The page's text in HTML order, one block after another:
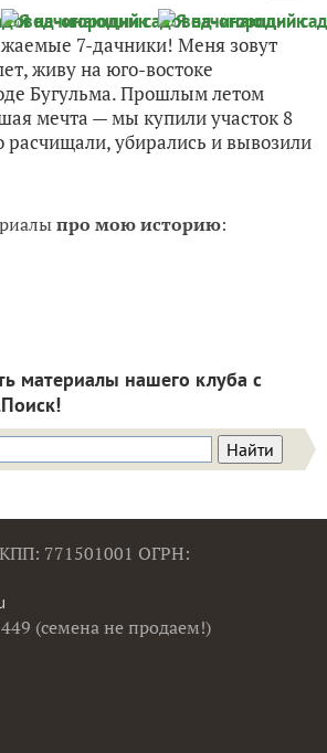
7-дачники! Меня зовут
живу на юго-востоке
Бугульма. Прошлым летом
мечта — мы купили участок 8
расчищали, убирались и вывозили
про мою историю:
материалы нашего клуба с
771501001 ОГРН:
(семена не продаем!)